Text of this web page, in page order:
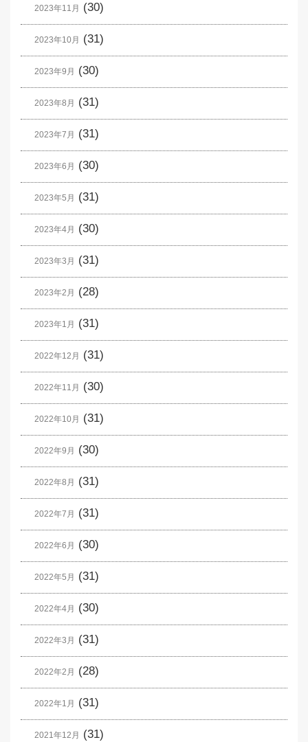
2023年11月 (30)
2023年10月 (31)
2023年9月 (30)
2023年8月 (31)
2023年7月 (31)
2023年6月 (30)
2023年5月 (31)
2023年4月 (30)
2023年3月 (31)
2023年2月 (28)
2023年1月 (31)
2022年12月 (31)
2022年11月 (30)
2022年10月 (31)
2022年9月 (30)
2022年8月 (31)
2022年7月 (31)
2022年6月 (30)
2022年5月 (31)
2022年4月 (30)
2022年3月 (31)
2022年2月 (28)
2022年1月 (31)
2021年12月 (31)